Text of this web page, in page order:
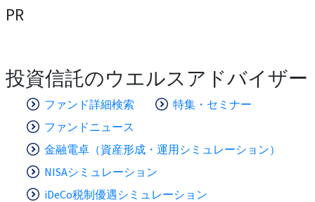
PR
投資信託のウエルスアドバイザー
ファンド詳細検索
特集・セミナー
ファンドニュース
金融電卓（資産形成・運用シミュレーション）
NISAシミュレーション
iDeCo税制優遇シミュレーション